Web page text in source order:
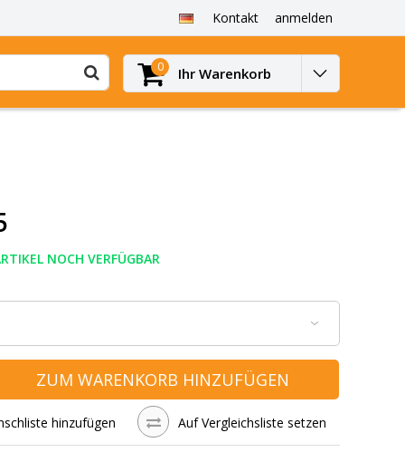
Kontakt anmelden
0 Ihr Warenkorb
NOCH VERFÜGBAR
ZUM WARENKORB HINZUFÜGEN
hinzufügen Auf Vergleichsliste setzen